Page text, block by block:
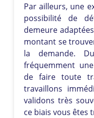
Par ailleurs, une
possibilité de
demeure
montant se
la demande.
fréquemment
de faire toute
travaillons
validons très
ce biais vous êtes